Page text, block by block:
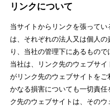
リンクについて
当サイトからリンクを張って
は、それぞれの法人又は個人
り、当社の管理下にあるもので
当社は、リンク先のウェブサ
がリンク先のウェブサイトを
かなる損害についても一切責
ク先のウェブサイトは、そのウ